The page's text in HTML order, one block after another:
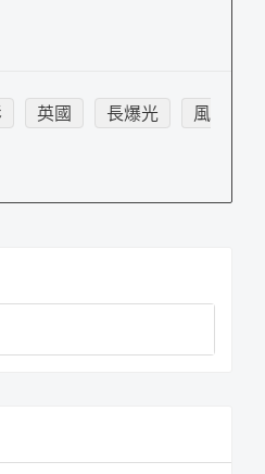
英國 長爆光
風